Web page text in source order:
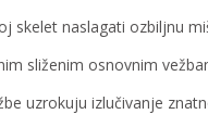
naslagati ozbiljnu
sliženim osnovnim
uzrokuju izlučivanje